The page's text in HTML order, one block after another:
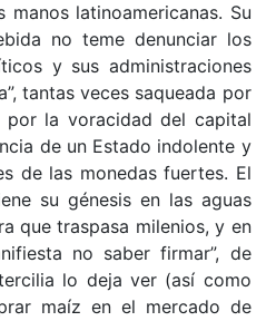
manos latinoamericanas. Su
no teme denunciar los
y sus administraciones
tantas veces saqueada por
por la voracidad del capital
de un Estado indolente y
de las monedas fuertes. El
su génesis en las aguas
que traspasa milenios, y en
no saber firmar”, de
lo deja ver (así como
maíz en el mercado de